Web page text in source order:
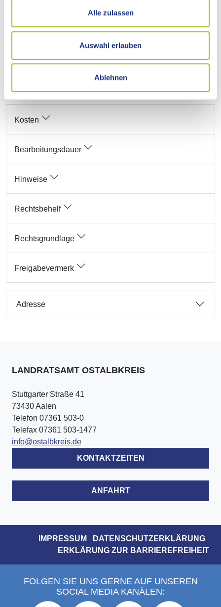
Alle zulassen
Auswahl erlauben
Ablehnen
Verfahrensablauf
Fristen
Erforderliche Unterlagen
Kosten
Bearbeitungsdauer
Hinweise
Rechtsbehelf
Rechtsgrundlage
Freigabevermerk
Adresse
LANDRATSAMT OSTALBKREIS
Stuttgarter Straße 41
73430 Aalen
Telefon 07361 503-0
Telefax 07361 503-1477
info@ostalbkreis.de
KONTAKTZEITEN
ANFAHRT
IMPRESSUM
DATENSCHUTZERKLÄRUNG
ERKLÄRUNG ZUR BARRIEREFREIHEIT
FOLGEN SIE UNS GERNE AUF UNSEREN
SOCIAL MEDIA KANÄLEN: